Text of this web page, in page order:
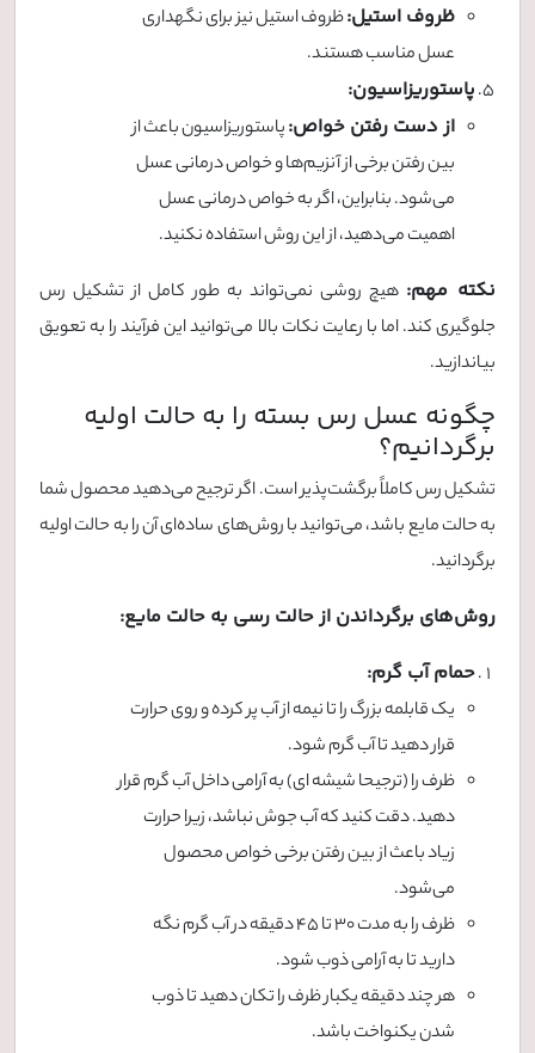
ظروف استیل:ظروف استیل نیز برای نگهداری
عسل مناسب هستند.
پاستوریزاسیون:
از دست رفتن خواص:پاستوریزاسیون باعث از
بین رفتن برخی از آنزیم‌ها و خواص درمانی عسل
می‌شود. بنابراین، اگر به خواص درمانی عسل
اهمیت می‌دهید، از این روش استفاده نکنید.
نکته مهم: هیچ روشی نمی‌تواند به طور کامل از تشکیل رس
جلوگیری کند. اما با رعایت نکات بالا می‌توانید این فرآیند را به تعویق
بیاندازید.
چگونه عسل رس بسته را به حالت اولیه
برگردانیم؟
تشکیل رس کاملاً برگشت‌پذیر است. اگر ترجیح می‌دهید محصول شما
به حالت مایع باشد، می‌توانید با روش‌های ساده‌ای آن را به حالت اولیه
برگردانید.
روش‌های برگرداندن از حالت رسی به حالت مایع:
حمام آب گرم:
یک قابلمه بزرگ را تا نیمه از آب پر کرده و روی حرارت
قرار دهید تا آب گرم شود.
ظرف را (ترجیحا شیشه ای) به آرامی داخل آب گرم قرار
دهید. دقت کنید که آب جوش نباشد، زیرا حرارت
زیاد باعث از بین رفتن برخی خواص محصول
می‌شود.
ظرف را به مدت ۳۰ تا ۴۵ دقیقه در آب گرم نگه
دارید تا به آرامی ذوب شود.
هر چند دقیقه یکبار ظرف را تکان دهید تا ذوب
شدن یکنواخت باشد.